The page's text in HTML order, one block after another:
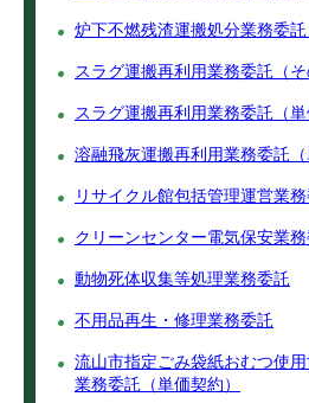
炉下不燃残渣運搬処分業務委託
スラグ運搬再利用業務委託（そ
スラグ運搬再利用業務委託（単
溶融飛灰運搬再利用業務委託（
リサイクル館包括管理運営業
クリーンセンター電気保安業
動物死体収集等処理業務委託
不用品再生・修理業務委託
流山市指定ごみ袋紙おむつ使
業務委託（単価契約）